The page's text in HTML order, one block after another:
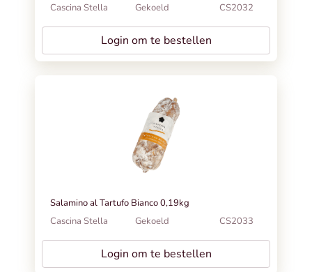
Cascina Stella
Gekoeld CS2032
Login om te bestellen
Salamino al Tartufo Bianco 0,19kg
Cascina Stella
Gekoeld CS2033
Login om te bestellen